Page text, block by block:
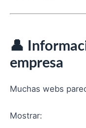
👤
empresa
Muchas webs
Mostrar: